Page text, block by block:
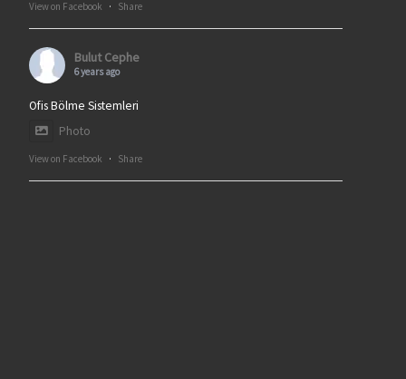
View on Facebook · Share
Bulut Cephe
6 years ago
Ofis Bölme Sistemleri
Photo
View on Facebook · Share